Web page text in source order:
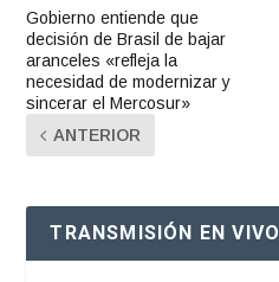
Gobierno entiende que
decisión de Brasil de bajar
aranceles «refleja la
necesidad de modernizar y
sincerar el Mercosur»
ANTERIOR
TRANSMISIÓN EN VIVO